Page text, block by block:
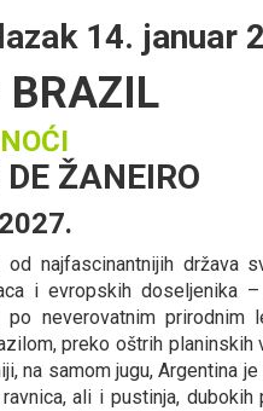
14. januar
BRAZIL
DE ŽANEIRO
najfascinantnijih država
i evropskih doseljenika –
neverovatnim prirodnim
preko oštrih planinskih
na samom jugu, Argentina
ali i pustinja,